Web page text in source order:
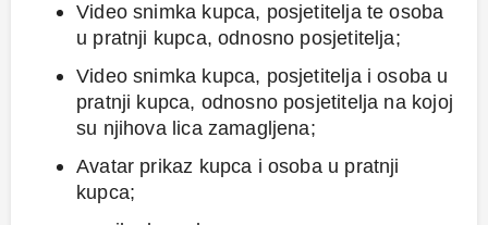
Video snimka kupca, posjetitelja te osoba
u pratnji kupca, odnosno posjetitelja;
Video snimka kupca, posjetitelja i osoba u
pratnji kupca, odnosno posjetitelja na kojoj
su njihova lica zamagljena;
Avatar prikaz kupca i osoba u pratnji
kupca;